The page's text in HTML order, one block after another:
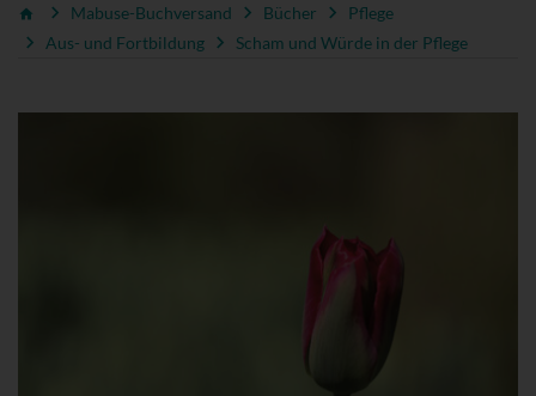
Mabuse-Buchversand Bücher
Pflege
Aus- und Fortbildung
Scham und Würde in der Pflege